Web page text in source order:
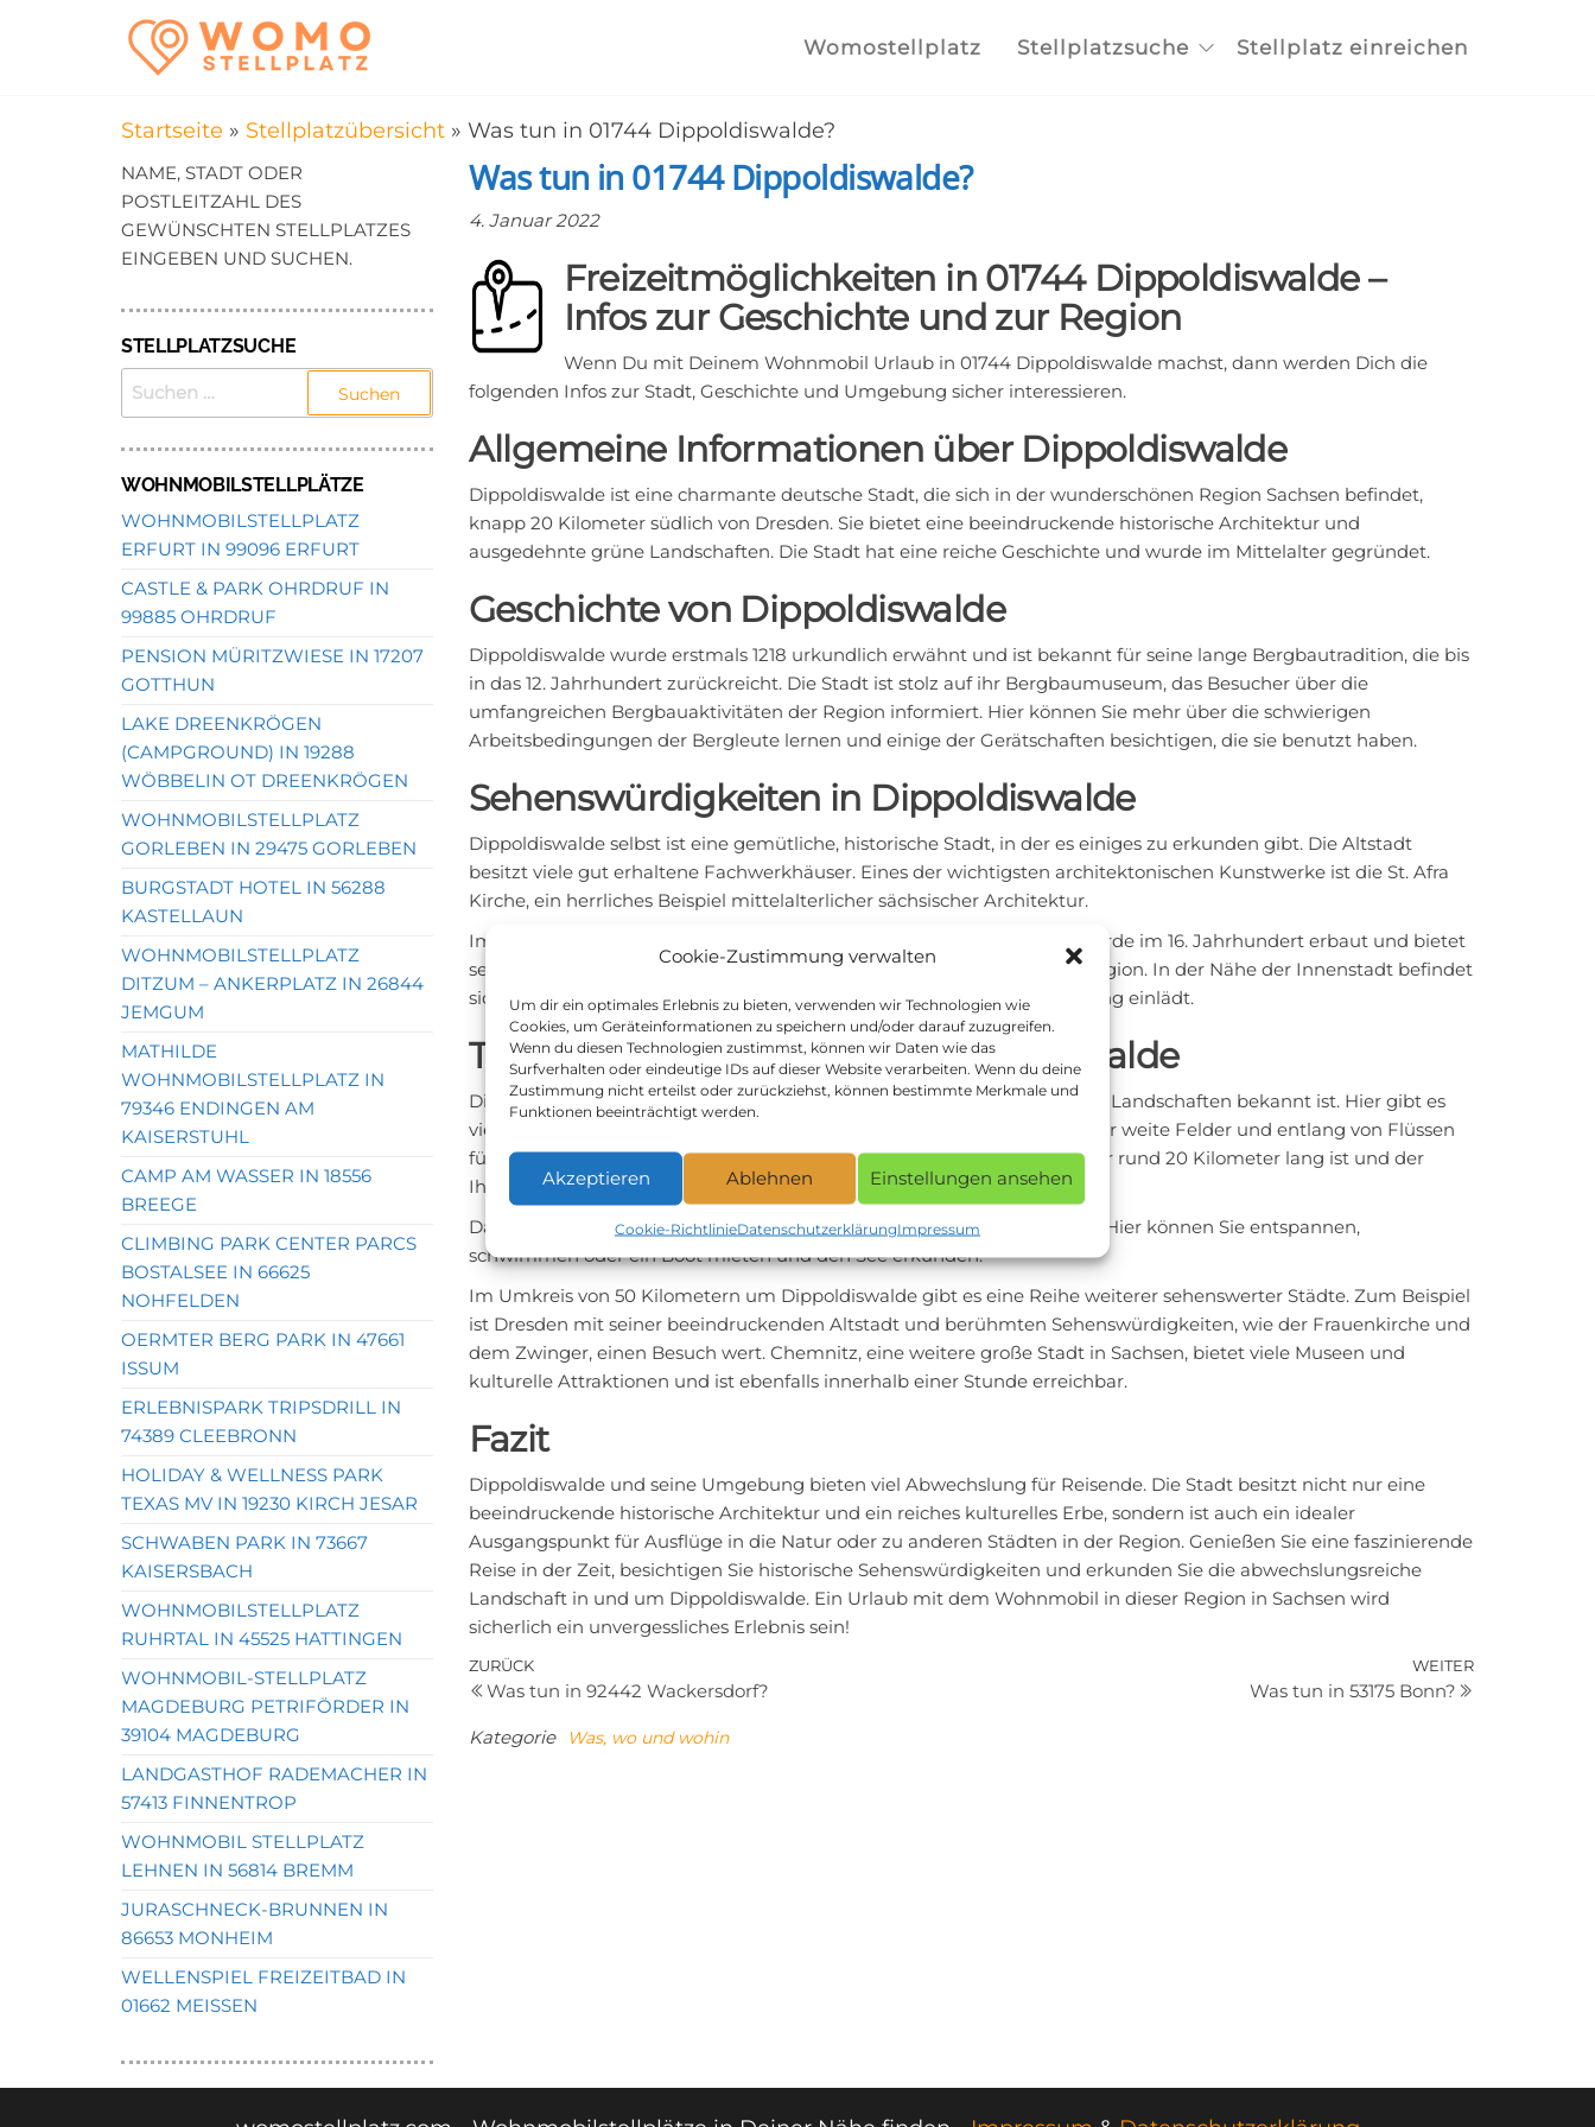
Cookie-Zustimmung verwalten
Um dir ein optimales Erlebnis zu bieten, verwenden wir Technologien wie
Cookies, um Geräteinformationen zu speichern und/oder darauf zuzugreifen.
Wenn du diesen Technologien zustimmst, können wir Daten wie das
Surfverhalten oder eindeutige IDs auf dieser Website verarbeiten. Wenn du deine
Zustimmung nicht erteilst oder zurückziehst, können bestimmte Merkmale und
Funktionen beeinträchtigt werden.
Akzeptieren Ablehnen Einstellungen ansehen
Cookie-RichtlinieDatenschutzerklärungImpressum
in der Nähe finden
Womostellplatz Stellplatzsuche Stellplatz einreichen
Startseite » Stellplatzübersicht » Was tun in 01744 Dippoldiswalde?
Was tun in 01744 Dippoldiswalde?
4. Januar 2022
Freizeitmöglichkeiten in 01744 Dippoldiswalde –
Infos zur Geschichte und zur Region
Wenn Du mit Deinem Wohnmobil Urlaub in 01744 Dippoldiswalde machst, dann werden Dich die
folgenden Infos zur Stadt, Geschichte und Umgebung sicher interessieren.
Allgemeine Informationen über Dippoldiswalde
Dippoldiswalde ist eine charmante deutsche Stadt, die sich in der wunderschönen Region Sachsen befindet,
knapp 20 Kilometer südlich von Dresden. Sie bietet eine beeindruckende historische Architektur und
ausgedehnte grüne Landschaften. Die Stadt hat eine reiche Geschichte und wurde im Mittelalter gegründet.
Geschichte von Dippoldiswalde
Dippoldiswalde wurde erstmals 1218 urkundlich erwähnt und ist bekannt für seine lange Bergbautradition, die bis
in das 12. Jahrhundert zurückreicht. Die Stadt ist stolz auf ihr Bergbaumuseum, das Besucher über die
umfangreichen Bergbauaktivitäten der Region informiert. Hier können Sie mehr über die schwierigen
Arbeitsbedingungen der Bergleute lernen und einige der Gerätschaften besichtigen, die sie benutzt haben.
Sehenswürdigkeiten in Dippoldiswalde
Dippoldiswalde selbst ist eine gemütliche, historische Stadt, in der es einiges zu erkunden gibt. Die Altstadt
besitzt viele gut erhaltene Fachwerkhäuser. Eines der wichtigsten architektonischen Kunstwerke ist die St. Afra
Kirche, ein herrliches Beispiel mittelalterlicher sächsischer Architektur.
Im Herzen der Stadt thront das prächtige Schloss Dippoldiswalde. Es wurde im 16. Jahrhundert erbaut und bietet
seinen Besuchern einen Einblick in die Geschichte des Ortes und der Region. In der Nähe der Innenstadt befindet
sich auch der schöne Schlosspark, der zu einem entspannten Spaziergang einlädt.
Tagesausflüge in und um Dippoldiswalde
Dippoldiswalde liegt in der Region Osterzgebirge, die für ihre idyllischen Landschaften bekannt ist. Hier gibt es
viele Wander- und Radwege zu entdecken, die durch grüne Wälder, über weite Felder und entlang von Flüssen
führen. Ein empfehlenswerter Wanderweg ist der „Tharandter Wald“, der rund 20 Kilometer lang ist und der
Ihnen die wunderschöne Natur von Sachsen näherbringt.
Darüber hinaus können Sie einen Ausflug zur Talsperre Malter machen. Hier können Sie entspannen,
schwimmen oder ein Boot mieten und den See erkunden.
Im Umkreis von 50 Kilometern um Dippoldiswalde gibt es eine Reihe weiterer sehenswerter Städte. Zum Beispiel
ist Dresden mit seiner beeindruckenden Altstadt und berühmten Sehenswürdigkeiten, wie der Frauenkirche und
dem Zwinger, einen Besuch wert. Chemnitz, eine weitere große Stadt in Sachsen, bietet viele Museen und
kulturelle Attraktionen und ist ebenfalls innerhalb einer Stunde erreichbar.
Fazit
Dippoldiswalde und seine Umgebung bieten viel Abwechslung für Reisende. Die Stadt besitzt nicht nur eine
beeindruckende historische Architektur und ein reiches kulturelles Erbe, sondern ist auch ein idealer
Ausgangspunkt für Ausflüge in die Natur oder zu anderen Städten in der Region. Genießen Sie eine faszinierende
Reise in der Zeit, besichtigen Sie historische Sehenswürdigkeiten und erkunden Sie die abwechslungsreiche
Landschaft in und um Dippoldiswalde. Ein Urlaub mit dem Wohnmobil in dieser Region in Sachsen wird
sicherlich ein unvergessliches Erlebnis sein!
Beitragsnavigation
Vorheriger
Beitrag
ZURÜCK
Was tun in 92442 Wackersdorf?
Nächster
WEITER
Was tun in 53175 Bonn?
Kategorie Was, wo und wohin
NAME, STADT ODER
POSTLEITZAHL DES
GEWÜNSCHTEN STELLPLATZES
EINGEBEN UND SUCHEN.
STELLPLATZSUCHE
SUCHEN
WOHNMOBILSTELLPLÄTZE
WOHNMOBILSTELLPLATZ
ERFURT IN 99096 ERFURT
CASTLE & PARK OHRDRUF IN
99885 OHRDRUF
PENSION MÜRITZWIESE IN 17207
GOTTHUN
LAKE DREENKRÖGEN
(CAMPGROUND) IN 19288
WÖBBELIN OT DREENKRÖGEN
WOHNMOBILSTELLPLATZ
GORLEBEN IN 29475 GORLEBEN
BURGSTADT HOTEL IN 56288
KASTELLAUN
WOHNMOBILSTELLPLATZ
DITZUM – ANKERPLATZ IN 26844
JEMGUM
MATHILDE
WOHNMOBILSTELLPLATZ IN
79346 ENDINGEN AM
KAISERSTUHL
CAMP AM WASSER IN 18556
BREEGE
CLIMBING PARK CENTER PARCS
BOSTALSEE IN 66625
NOHFELDEN
OERMTER BERG PARK IN 47661
ISSUM
ERLEBNISPARK TRIPSDRILL IN
74389 CLEEBRONN
HOLIDAY & WELLNESS PARK
TEXAS MV IN 19230 KIRCH JESAR
SCHWABEN PARK IN 73667
KAISERSBACH
WOHNMOBILSTELLPLATZ
RUHRTAL IN 45525 HATTINGEN
WOHNMOBIL-STELLPLATZ
MAGDEBURG PETRIFÖRDER IN
39104 MAGDEBURG
LANDGASTHOF RADEMACHER IN
57413 FINNENTROP
WOHNMOBIL STELLPLATZ
LEHNEN IN 56814 BREMM
JURASCHNECK-BRUNNEN IN
86653 MONHEIM
WELLENSPIEL FREIZEITBAD IN
01662 MEISSEN